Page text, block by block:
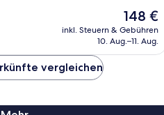
Der
Preis
beträgt
148 €
inkl. Steuern & Gebühren
10. Aug.–11. Aug.
vergleichen